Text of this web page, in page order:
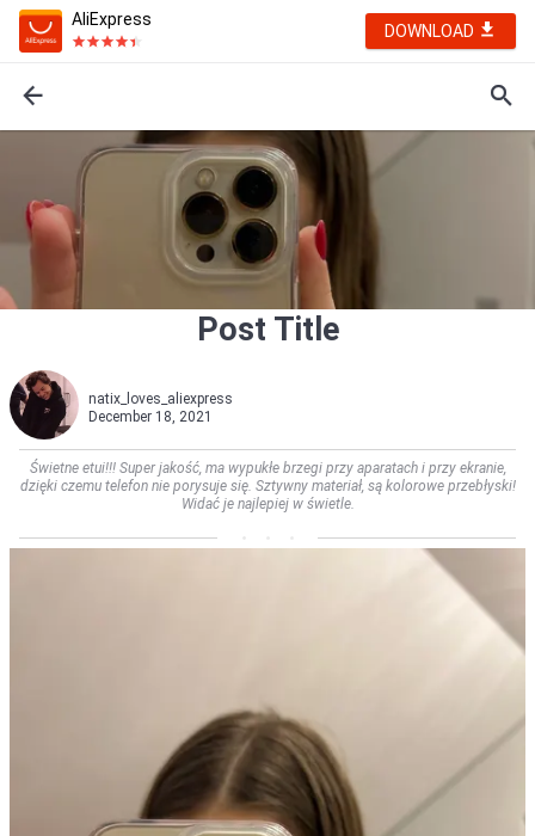
AliExpress
DOWNLOAD
Post Title
natix_loves_aliexpress
December 18, 2021
Świetne etui!!! Super jakość, ma wypukłe brzegi przy aparatach i przy ekranie,
dzięki czemu telefon nie porysuje się. Sztywny materiał, są kolorowe przebłyski!
Widać je najlepiej w świetle.